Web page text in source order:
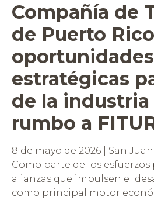
Compañía de
de Puerto
oportunidades
estratégicas
de la
rumbo a
8 de mayo de 2026 | San
Como parte de los
alianzas que impulsen el
como principal motor